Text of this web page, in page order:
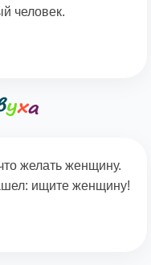
человек.
желать женщину.
ищите женщину!